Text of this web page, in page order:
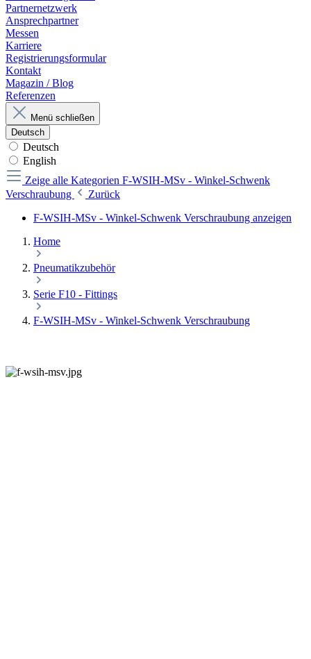
Partnernetzwerk
Ansprechpartner
Messen
Karriere
Registrierungsformular
Kontakt
Magazin / Blog
Referenzen
Menü schließen
Deutsch
Deutsch
English
Zeige alle Kategorien F-WSIH-MSv - Winkel-Schwenk
Verschraubung
Zurück
F-WSIH-MSv - Winkel-Schwenk Verschraubung anzeigen
Home
Pneumatikzubehör
Serie F10 - Fittings
F-WSIH-MSv - Winkel-Schwenk Verschraubung